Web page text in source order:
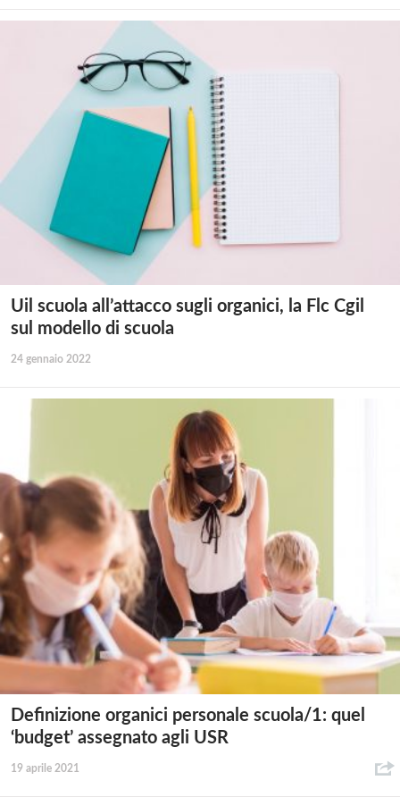
Uil scuola all’attacco sugli organici, la Flc Cgil
sul modello di scuola
24 gennaio 2022
Definizione organici personale scuola/1: quel
‘budget’ assegnato agli USR
19 aprile 2021